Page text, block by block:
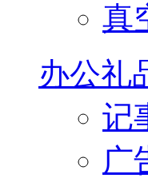
真
办公礼
记
广